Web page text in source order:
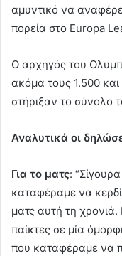
αμυντικό να
πορεία στο Europa
Ο αρχηγός του
ακόμα τους 1.500
στήριξαν το σύνολο
Αναλυτικά οι
Για το ματς:
καταφέραμε να
ματς αυτή τη
παίκτες σε μία
που καταφέραμε να